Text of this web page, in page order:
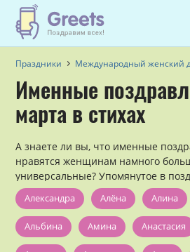
Праздники Международный женский
Именные
марта в стихах
А знаете ли вы, что именные
нравятся женщинам намного
универсальные? Упомянутое в
стихотворении имя девушки
помогает чувствовать себя
отлично известно всем
это :)
Александра Алёна Алина
Альбина Амина Анастасия